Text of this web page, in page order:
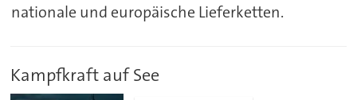
nationale und europäische Lieferketten.
Kampfkraft auf See